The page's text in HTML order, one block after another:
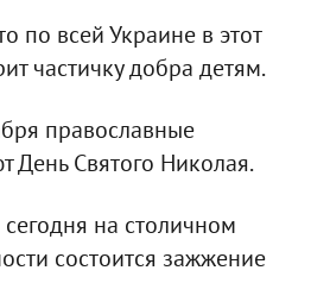
по всей Украине в этот
частичку добра детям.
православные
День Святого Николая.
на столичном
состоится зажжение